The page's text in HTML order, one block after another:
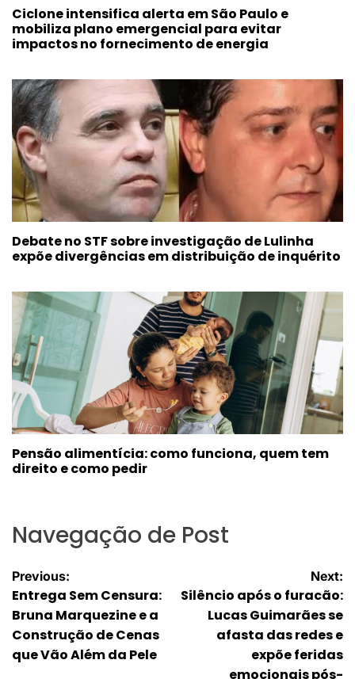
Ciclone intensifica alerta em São Paulo e
mobiliza plano emergencial para evitar
impactos no fornecimento de energia
Debate no STF sobre investigação de Lulinha
expõe divergências em distribuição de inquérito
Pensão alimentícia: como funciona, quem tem
direito e como pedir
Navegação de Post
Previous:
Entrega Sem Censura:
Bruna Marquezine e a
Construção de Cenas
que Vão Além da Pele
Next:
Silêncio após o furacão:
Lucas Guimarães se
afasta das redes e
expõe feridas
emocionais pós-